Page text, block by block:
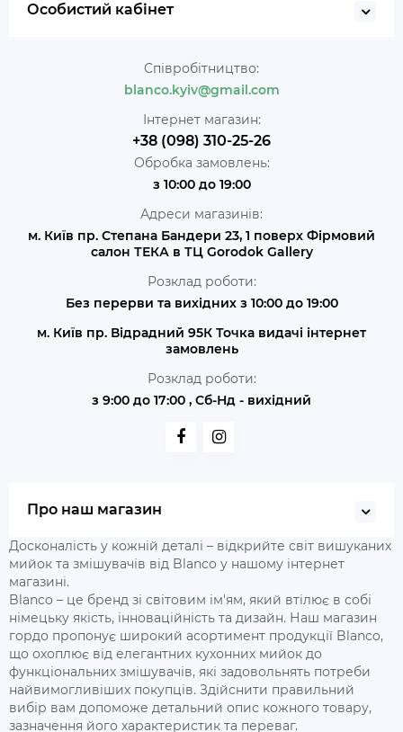
Особистий кабінет
Співробітництво:
blanco.kyiv@gmail.com
Інтернет магазин:
+38 (098) 310-25-26
Обробка замовлень:
з 10:00 до 19:00
Адреси магазинів:
м. Київ пр. Степана Бандери 23, 1 поверх Фірмовий
салон ТЕКА в ТЦ Gorodok Gallery
Розклад роботи:
Без перерви та вихідних з 10:00 до 19:00
м. Київ пр. Відрадний 95К Точка видачі інтернет
замовлень
Розклад роботи:
з 9:00 до 17:00 , Сб-Нд - вихідний
Про наш магазин
Досконалість у кожній деталі – відкрийте світ вишуканих
мийок та змішувачів від Blanco у нашому інтернет
магазині.
Blanco – це бренд зі світовим ім'ям, який втілює в собі
німецьку якість, інноваційність та дизайн. Наш магазин
гордо пропонує широкий асортимент продукції Blanco,
що охоплює від елегантних кухонних мийок до
функціональних змішувачів, які задовольнять потреби
найвимогливіших покупців. Здійснити правильний
вибір вам допоможе детальний опис кожного товару,
зазначення його характеристик та переваг.